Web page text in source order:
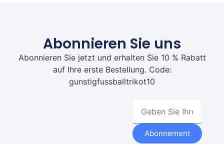
Abonnieren Sie uns
Abonnieren Sie jetzt und erhalten Sie 10 % Rabatt
auf Ihre erste Bestellung. Code:
gunstigfussballtrikot10
Abonnement